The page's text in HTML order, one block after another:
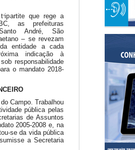
que rege a
as prefeituras
André, São
– se revezam
entidade a cada
indicação à
responsabilidade
o mandato 2018-
Campo. Trabalhou
pública pelas
de Assuntos
2005-2008 e, na
se da vida pública
a Secretaria